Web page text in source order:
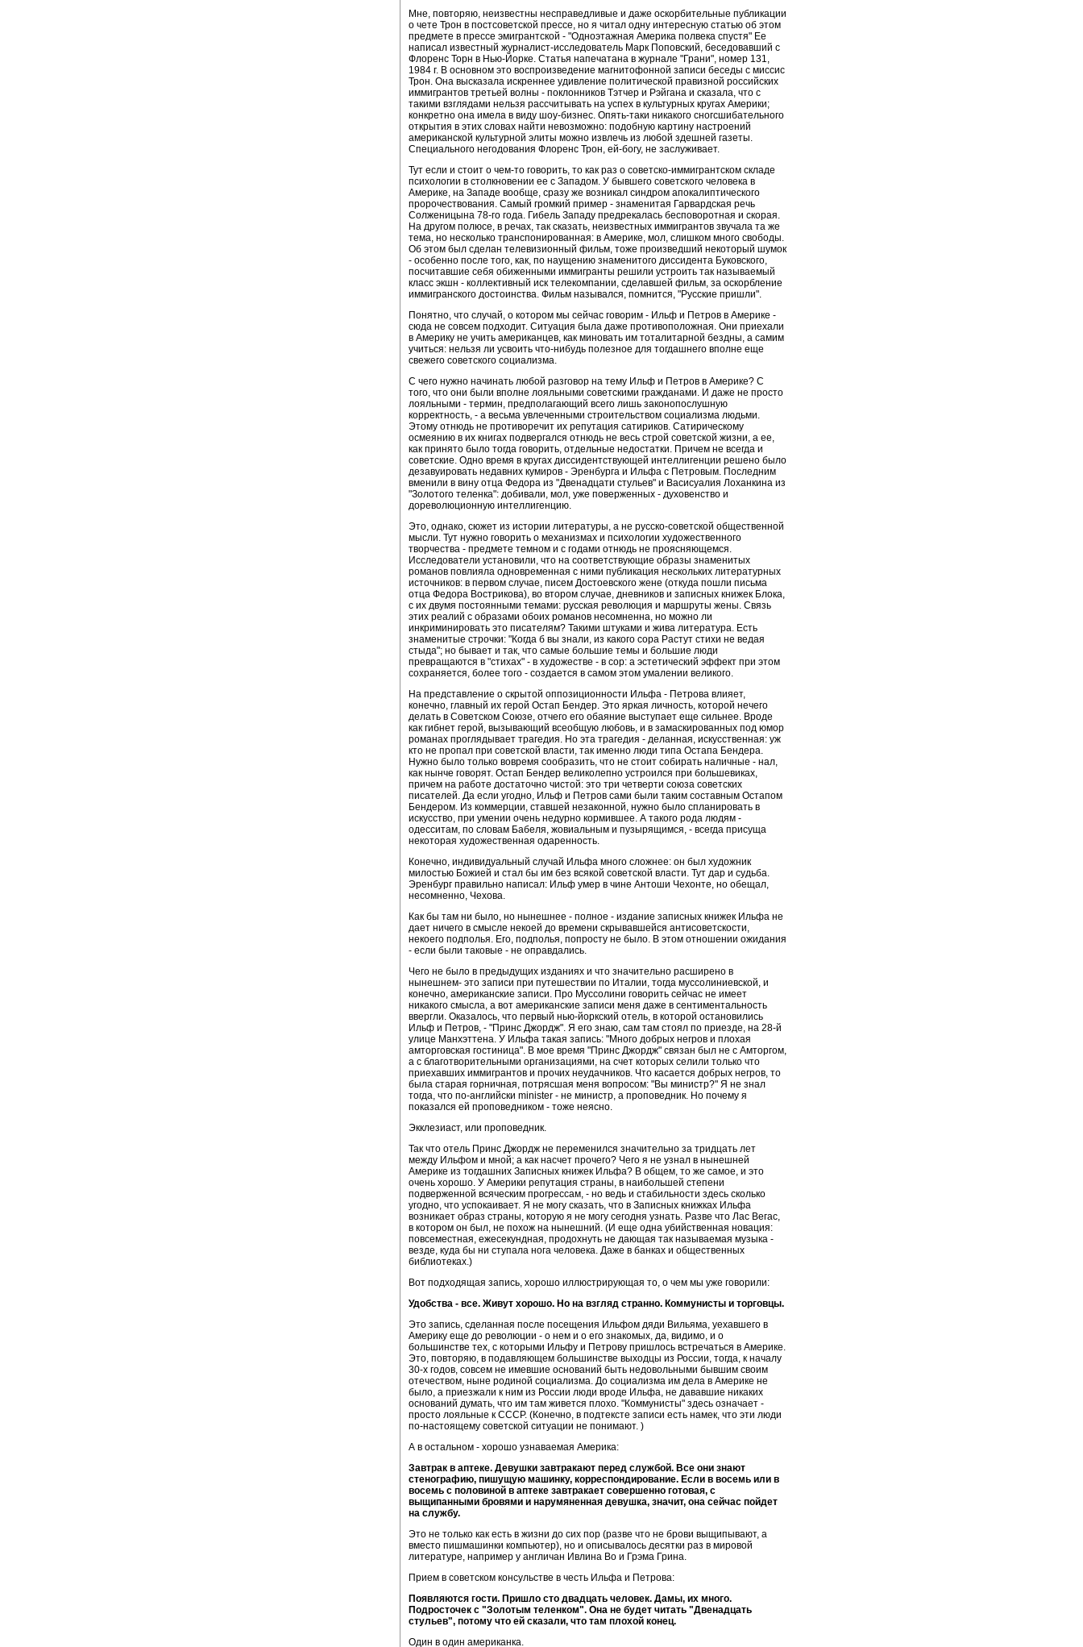
Мне, повторяю, неизвестны несправедливые и даже оскорбительные публикации
о чете Трон в постсоветской прессе, но я читал одну интересную статью об этом
предмете в прессе эмигрантской - "Одноэтажная Америка полвека спустя" Ее
написал известный журналист-исследователь Марк Поповский, беседовавший с
Флоренс Торн в Нью-Йорке. Статья напечатана в журнале "Грани", номер 131,
1984 г. В основном это воспроизведение магнитофонной записи беседы с миссис
Трон. Она высказала искреннее удивление политической правизной российских
иммигрантов третьей волны - поклонников Тэтчер и Рэйгана и сказала, что с
такими взглядами нельзя рассчитывать на успех в культурных кругах Америки;
конкретно она имела в виду шоу-бизнес. Опять-таки никакого сногсшибательного
открытия в этих словах найти невозможно: подобную картину настроений
американской культурной элиты можно извлечь из любой здешней газеты.
Специального негодования Флоренс Трон, ей-богу, не заслуживает.
Тут если и стоит о чем-то говорить, то как раз о советско-иммигрантском складе
психологии в столкновении ее с Западом. У бывшего советского человека в
Америке, на Западе вообще, сразу же возникал синдром апокалиптического
пророчествования. Самый громкий пример - знаменитая Гарвардская речь
Солженицына 78-го года. Гибель Западу предрекалась бесповоротная и скорая.
На другом полюсе, в речах, так сказать, неизвестных иммигрантов звучала та же
тема, но несколько транспонированная: в Америке, мол, слишком много свободы.
Об этом был сделан телевизионный фильм, тоже произведший некоторый шумок
- особенно после того, как, по наущению знаменитого диссидента Буковского,
посчитавшие себя обиженными иммигранты решили устроить так называемый
класс экшн - коллективный иск телекомпании, сделавшей фильм, за оскорбление
иммигранского достоинства. Фильм назывался, помнится, "Русские пришли".
Понятно, что случай, о котором мы сейчас говорим - Ильф и Петров в Америке -
сюда не совсем подходит. Ситуация была даже противоположная. Они приехали
в Америку не учить американцев, как миновать им тоталитарной бездны, а самим
учиться: нельзя ли усвоить что-нибудь полезное для тогдашнего вполне еще
свежего советского социализма.
С чего нужно начинать любой разговор на тему Ильф и Петров в Америке? С
того, что они были вполне лояльными советскими гражданами. И даже не просто
лояльными - термин, предполагающий всего лишь законопослушную
корректность, - а весьма увлеченными строительством социализма людьми.
Этому отнюдь не противоречит их репутация сатириков. Сатирическому
осмеянию в их книгах подвергался отнюдь не весь строй советской жизни, а ее,
как принято было тогда говорить, отдельные недостатки. Причем не всегда и
советские. Одно время в кругах диссидентствующей интеллигенции решено было
дезавуировать недавних кумиров - Эренбурга и Ильфа с Петровым. Последним
вменили в вину отца Федора из "Двенадцати стульев" и Васисуалия Лоханкина из
"Золотого теленка": добивали, мол, уже поверженных - духовенство и
дореволюционную интеллигенцию.
Это, однако, сюжет из истории литературы, а не русско-советской общественной
мысли. Тут нужно говорить о механизмах и психологии художественного
творчества - предмете темном и с годами отнюдь не проясняющемся.
Исследователи установили, что на соответствующие образы знаменитых
романов повлияла одновременная с ними публикация нескольких литературных
источников: в первом случае, писем Достоевского жене (откуда пошли письма
отца Федора Вострикова), во втором случае, дневников и записных книжек Блока,
с их двумя постоянными темами: русская революция и маршруты жены. Связь
этих реалий с образами обоих романов несомненна, но можно ли
инкриминировать это писателям? Такими штуками и жива литература. Есть
знаменитые строчки: "Когда б вы знали, из какого сора Растут стихи не ведая
стыда"; но бывает и так, что самые большие темы и большие люди
превращаются в "стихах" - в художестве - в сор: а эстетический эффект при этом
сохраняется, более того - создается в самом этом умалении великого.
На представление о скрытой оппозиционности Ильфа - Петрова влияет,
конечно, главный их герой Остап Бендер. Это яркая личность, которой нечего
делать в Советском Союзе, отчего его обаяние выступает еще сильнее. Вроде
как гибнет герой, вызывающий всеобщую любовь, и в замаскированных под юмор
романах проглядывает трагедия. Но эта трагедия - деланная, искусственная: уж
кто не пропал при советской власти, так именно люди типа Остапа Бендера.
Нужно было только вовремя сообразить, что не стоит собирать наличные - нал,
как нынче говорят. Остап Бендер великолепно устроился при большевиках,
причем на работе достаточно чистой: это три четверти союза советских
писателей. Да если угодно, Ильф и Петров сами были таким составным Остапом
Бендером. Из коммерции, ставшей незаконной, нужно было спланировать в
искусство, при умении очень недурно кормившее. А такого рода людям -
одесситам, по словам Бабеля, жовиальным и пузырящимся, - всегда присуща
некоторая художественная одаренность.
Конечно, индивидуальный случай Ильфа много сложнее: он был художник
милостью Божией и стал бы им без всякой советской власти. Тут дар и судьба.
Эренбург правильно написал: Ильф умер в чине Антоши Чехонте, но обещал,
несомненно, Чехова.
Как бы там ни было, но нынешнее - полное - издание записных книжек Ильфа не
дает ничего в смысле некоей до времени скрывавшейся антисоветскости,
некоего подполья. Его, подполья, попросту не было. В этом отношении ожидания
- если были таковые - не оправдались.
Чего не было в предыдущих изданиях и что значительно расширено в
нынешнем- это записи при путешествии по Италии, тогда муссолиниевской, и
конечно, американские записи. Про Муссолини говорить сейчас не имеет
никакого смысла, а вот американские записи меня даже в сентиментальность
ввергли. Оказалось, что первый нью-йоркский отель, в которой остановились
Ильф и Петров, - "Принс Джордж". Я его знаю, сам там стоял по приезде, на 28-й
улице Манхэттена. У Ильфа такая запись: "Много добрых негров и плохая
амторговская гостиница". В мое время "Принс Джордж" связан был не с Амторгом,
а с благотворительными организациями, на счет которых селили только что
приехавших иммигрантов и прочих неудачников. Что касается добрых негров, то
была старая горничная, потрясшая меня вопросом: "Вы министр?" Я не знал
тогда, что по-английски minister - не министр, а проповедник. Но почему я
показался ей проповедником - тоже неясно.
Экклезиаст, или проповедник.
Так что отель Принс Джордж не переменился значительно за тридцать лет
между Ильфом и мной; а как насчет прочего? Чего я не узнал в нынешней
Америке из тогдашних Записных книжек Ильфа? В общем, то же самое, и это
очень хорошо. У Америки репутация страны, в наибольшей степени
подверженной всяческим прогрессам, - но ведь и стабильности здесь сколько
угодно, что успокаивает. Я не могу сказать, что в Записных книжках Ильфа
возникает образ страны, которую я не могу сегодня узнать. Разве что Лас Вегас,
в котором он был, не похож на нынешний. (И еще одна убийственная новация:
повсеместная, ежесекундная, продохнуть не дающая так называемая музыка -
везде, куда бы ни ступала нога человека. Даже в банках и общественных
библиотеках.)
Вот подходящая запись, хорошо иллюстрирующая то, о чем мы уже говорили:
Удобства - все. Живут хорошо. Но на взгляд странно. Коммунисты и торговцы.
Это запись, сделанная после посещения Ильфом дяди Вильяма, уехавшего в
Америку еще до революции - о нем и о его знакомых, да, видимо, и о
большинстве тех, с которыми Ильфу и Петрову пришлось встречаться в Америке.
Это, повторяю, в подавляющем большинстве выходцы из России, тогда, к началу
30-х годов, совсем не имевшие оснований быть недовольными бывшим своим
отечеством, ныне родиной социализма. До социализма им дела в Америке не
было, а приезжали к ним из России люди вроде Ильфа, не дававшие никаких
оснований думать, что им там живется плохо. "Коммунисты" здесь означает -
просто лояльные к СССР. (Конечно, в подтексте записи есть намек, что эти люди
по-настоящему советской ситуации не понимают. )
А в остальном - хорошо узнаваемая Америка:
Завтрак в аптеке. Девушки завтракают перед службой. Все они знают
стенографию, пишущую машинку, корреспондирование. Если в восемь или в
восемь с половиной в аптеке завтракает совершенно готовая, с
выщипанными бровями и нарумяненная девушка, значит, она сейчас пойдет
на службу.
Это не только как есть в жизни до сих пор (разве что не брови выщипывают, а
вместо пишмашинки компьютер), но и описывалось десятки раз в мировой
литературе, например у англичан Ивлина Во и Грэма Грина.
Прием в советском консульстве в честь Ильфа и Петрова:
Появляются гости. Пришло сто двадцать человек. Дамы, их много.
Подросточек с "Золотым теленком". Она не будет читать "Двенадцать
стульев", потому что ей сказали, что там плохой конец.
Один в один американка.